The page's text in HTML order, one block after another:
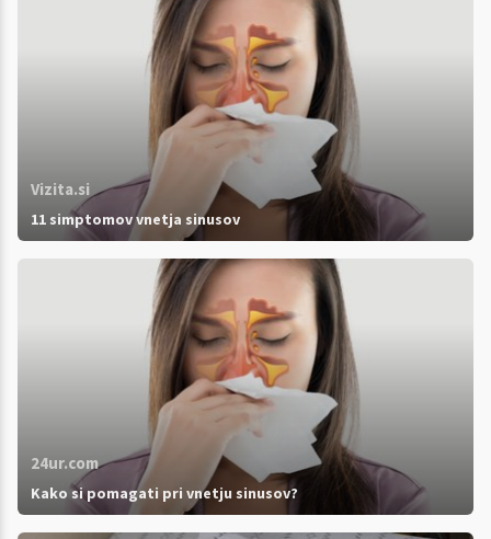
Vizita.si
11 simptomov vnetja sinusov
24ur.com
Kako si pomagati pri vnetju sinusov?